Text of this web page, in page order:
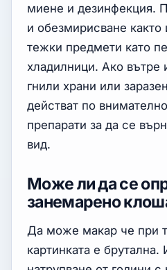
миене и дезинфекция.
и обезмирисване
тежки предмети като
хладилници. Ако вътре
гнили храни или
действат по
препарати за да се
вид.
Може ли да се
занемарено
Да може макар че при
картинката е